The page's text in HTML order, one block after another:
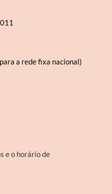
a rede fixa nacional)
e o horário de